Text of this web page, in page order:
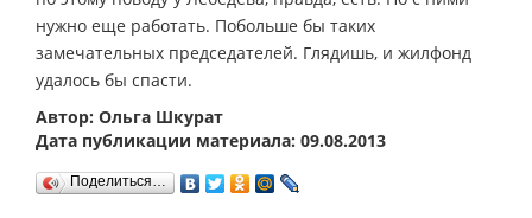
нужно еще работать. Побольше бы таких
замечательных председателей. Глядишь, и жилфонд
удалось бы спасти.
Автор: Ольга Шкурат
Дата публикации материала: 09.08.2013
Поделиться…